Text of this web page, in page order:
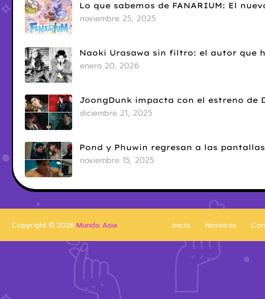
Lo que sabemos de FANARIUM: El
noviembre 25, 2025
Naoki Urasawa sin filtro: el autor que
enero 20, 2026
JoongDunk impacta con el estreno de
diciembre 21, 2025
Pond y Phuwin regresan a las
noviembre 15, 2025
Inicio Nosotros
Copyright © 2026 Mundo Asia